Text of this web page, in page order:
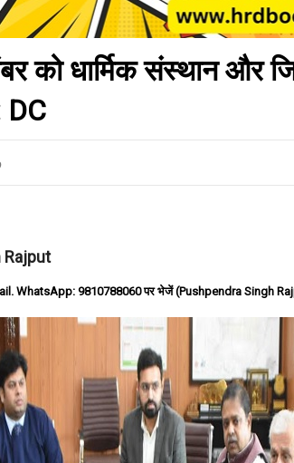
को धार्मिक संस्थान और
DC
Rajput
WhatsApp: 9810788060 पर भेजें (Pushpendra Singh